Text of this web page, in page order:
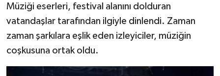
Müziği eserleri, festival alanını dolduran
vatandaşlar tarafından ilgiyle dinlendi. Zaman
zaman şarkılara eşlik eden izleyiciler, müziğin
coşkusuna ortak oldu.